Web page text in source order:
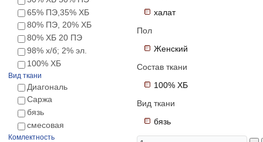
65% ПЭ,35% ХБ
80% ПЭ, 20% ХБ
80% ХБ 20 ПЭ
98% х/б; 2% эл.
100% ХБ
Вид ткани
Диагональ
Саржа
бязь
смесовая
Комлектность
халат
Пол
Женский
Состав ткани
100% ХБ
Вид ткани
бязь